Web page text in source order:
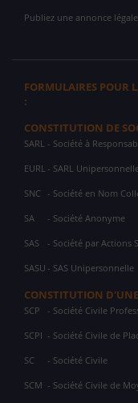
Publiez une annonce
FORMULAIRES POUR
:
CONSTITUTION DE
SARL - Société à
EURL - SARL
SNC - Société en Nom
SA - Société Anonyme
SAS - Société par Actions
SASU - SAS Unipersonnelle
CONSTITUTION D'UNE
SCP - Société Civile
SCPI - Société Civile de
SC - Société Civile
SCM - Société Civile de